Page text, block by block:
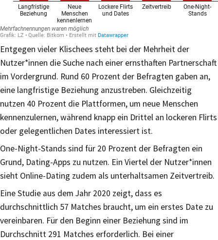
Entgegen vieler Klischees steht bei der Mehrheit der
Nutzer*innen die Suche nach einer ernsthaften Partnerschaft
im Vordergrund. Rund 60 Prozent der Befragten gaben an,
eine langfristige Beziehung anzustreben. Gleichzeitig
nutzen 40 Prozent die Plattformen, um neue Menschen
kennenzulernen, während knapp ein Drittel an lockeren Flirts
oder gelegentlichen Dates interessiert ist.
One-Night-Stands sind für 20 Prozent der Befragten ein
Grund, Dating-Apps zu nutzen. Ein Viertel der Nutzer*innen
sieht Online-Dating zudem als unterhaltsamen Zeitvertreib.
Eine Studie aus dem Jahr 2020 zeigt, dass es
durchschnittlich 57 Matches braucht, um ein erstes Date zu
vereinbaren. Für den Beginn einer Beziehung sind im
Durchschnitt 291 Matches erforderlich. Bei einer